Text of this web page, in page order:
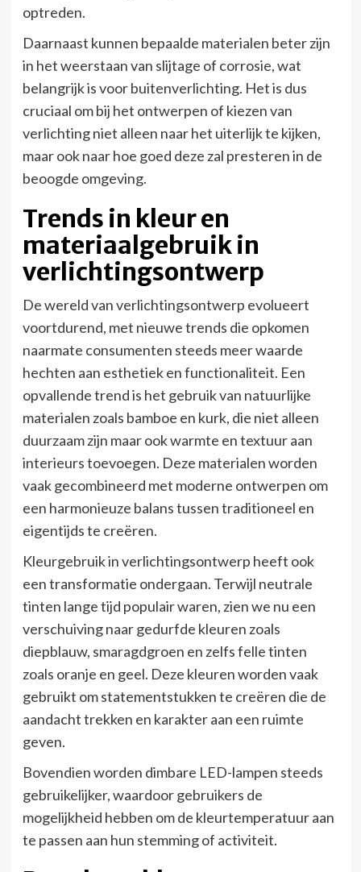
optreden.
Daarnaast kunnen bepaalde materialen beter zijn
in het weerstaan van slijtage of corrosie, wat
belangrijk is voor buitenverlichting. Het is dus
cruciaal om bij het ontwerpen of kiezen van
verlichting niet alleen naar het uiterlijk te kijken,
maar ook naar hoe goed deze zal presteren in de
beoogde omgeving.
Trends in kleur en
materiaalgebruik in
verlichtingsontwerp
De wereld van verlichtingsontwerp evolueert
voortdurend, met nieuwe trends die opkomen
naarmate consumenten steeds meer waarde
hechten aan esthetiek en functionaliteit. Een
opvallende trend is het gebruik van natuurlijke
materialen zoals bamboe en kurk, die niet alleen
duurzaam zijn maar ook warmte en textuur aan
interieurs toevoegen. Deze materialen worden
vaak gecombineerd met moderne ontwerpen om
een harmonieuze balans tussen traditioneel en
eigentijds te creëren.
Kleurgebruik in verlichtingsontwerp heeft ook
een transformatie ondergaan. Terwijl neutrale
tinten lange tijd populair waren, zien we nu een
verschuiving naar gedurfde kleuren zoals
diepblauw, smaragdgroen en zelfs felle tinten
zoals oranje en geel. Deze kleuren worden vaak
gebruikt om statementstukken te creëren die de
aandacht trekken en karakter aan een ruimte
geven.
Bovendien worden dimbare LED-lampen steeds
gebruikelijker, waardoor gebruikers de
mogelijkheid hebben om de kleurtemperatuur aan
te passen aan hun stemming of activiteit.